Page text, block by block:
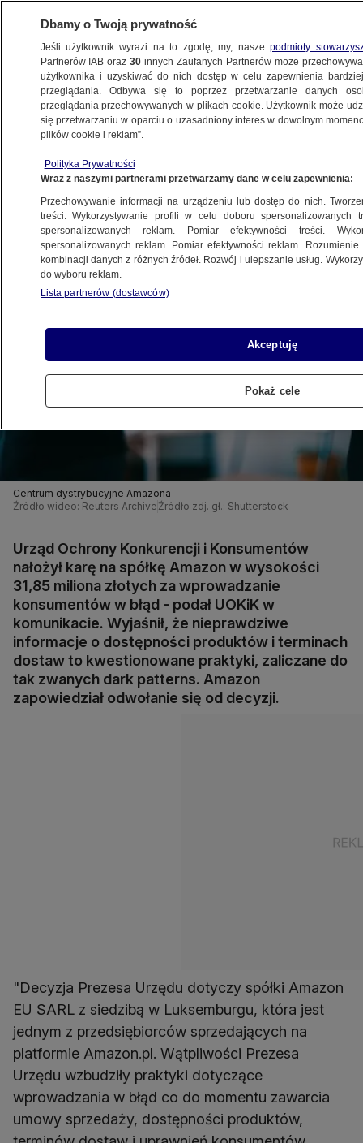
BIZNES
Z KRAJU
kary na Amazona
27.03.2024, 11:11
Udostępnij
Centrum dystrybucyjne Amazona
Źródło wideo: Reuters Archive Źródło zdj. gł.: Shutterstock
Urząd Ochrony Konkurencji i Konsumentów
nałożył karę na spółkę Amazon w wysokości
31,85 miliona złotych za wprowadzanie
konsumentów w błąd - podał UOKiK w
komunikacie. Wyjaśnił, że nieprawdziwe
informacje o dostępności produktów i terminach
dostaw to kwestionowane praktyki, zaliczane do
tak zwanych dark patterns. Amazon
zapowiedział odwołanie się od decyzji.
"Decyzja Prezesa Urzędu dotyczy spółki Amazon
EU SARL z siedzibą w Luksemburgu, która jest
jednym z przedsiębiorców sprzedających na
platformie Amazon.pl. Wątpliwości Prezesa
Urzędu wzbudziły praktyki dotyczące
wprowadzania w błąd co do momentu zawarcia
umowy sprzedaży, dostępności produktów,
Dbamy o Twoją prywatność
Jeśli użytkownik wyrazi na to zgodę, my, naszepodmioty
Partnerów IAB oraz30 innych Zaufanych Partnerów może
użytkownika i uzyskiwać do nich dostęp w celu zapewnienia
przeglądania. Odbywa się to poprzez przetwarzanie danych
przeglądania przechowywanych w plikach cookie. Użytkownik może
się przetwarzaniu w oparciu o uzasadniony interes w dowolnym
plików cookie i reklam”.
Polityka Prywatności
Wraz z naszymi partnerami przetwarzamy dane w celu zapewnienia:
Przechowywanie informacji na urządzeniu lub dostęp do nich.
treści. Wykorzystywanie profili w celu doboru spersonalizowanych
spersonalizowanych reklam. Pomiar efektywności treści.
spersonalizowanych reklam. Pomiar efektywności reklam.
kombinacji danych z różnych źródeł. Rozwój i ulepszanie usług.
do wyboru reklam.
Lista partnerów (dostawców)
Akceptuję
Pokaż cele